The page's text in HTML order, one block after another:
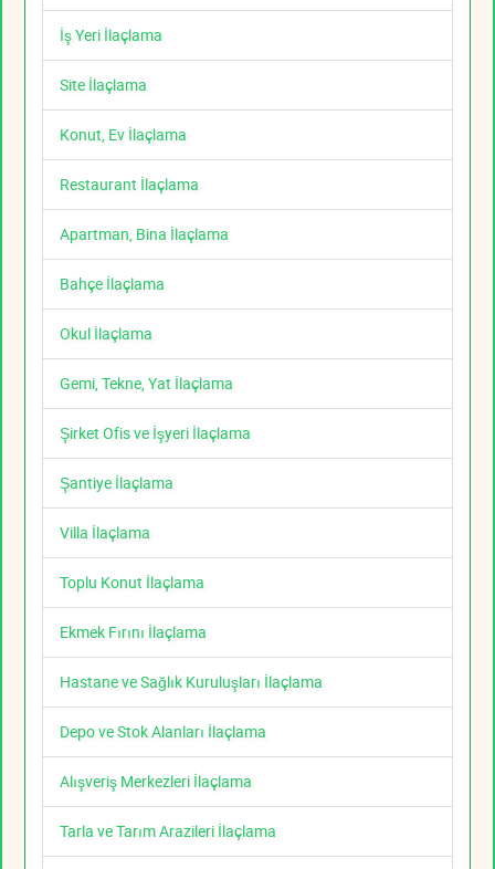
İş Yeri İlaçlama
Site İlaçlama
Konut, Ev İlaçlama
Restaurant İlaçlama
Apartman, Bina İlaçlama
Bahçe İlaçlama
Okul İlaçlama
Gemi, Tekne, Yat İlaçlama
Şirket Ofis ve İşyeri İlaçlama
Şantiye İlaçlama
Villa İlaçlama
Toplu Konut İlaçlama
Ekmek Fırını İlaçlama
Hastane ve Sağlık Kuruluşları İlaçlama
Depo ve Stok Alanları İlaçlama
Alışveriş Merkezleri İlaçlama
Tarla ve Tarım Arazileri İlaçlama